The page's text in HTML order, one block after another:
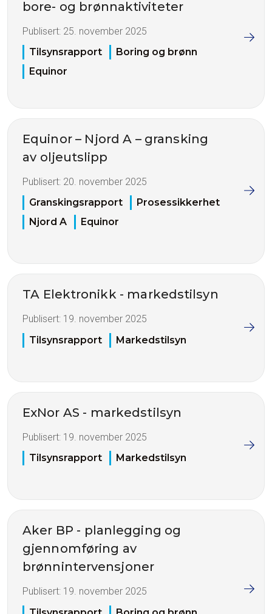
bore- og brønnaktiviteter
Publisert: 25. november 2025
Tilsynsrapport
Boring og brønn
Equinor
Equinor – Njord A – gransking
av oljeutslipp
Publisert: 20. november 2025
Granskingsrapport
Prosessikkerhet
Njord A
Equinor
TA Elektronikk - markedstilsyn
Publisert: 19. november 2025
Tilsynsrapport
Markedstilsyn
ExNor AS - markedstilsyn
Publisert: 19. november 2025
Tilsynsrapport
Markedstilsyn
Aker BP - planlegging og
gjennomføring av
brønnintervensjoner
Publisert: 19. november 2025